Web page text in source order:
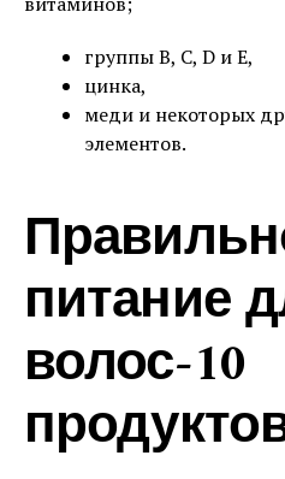
группы В, C, D и E,
цинка,
меди и некоторых
элементов.
питание
волос-10